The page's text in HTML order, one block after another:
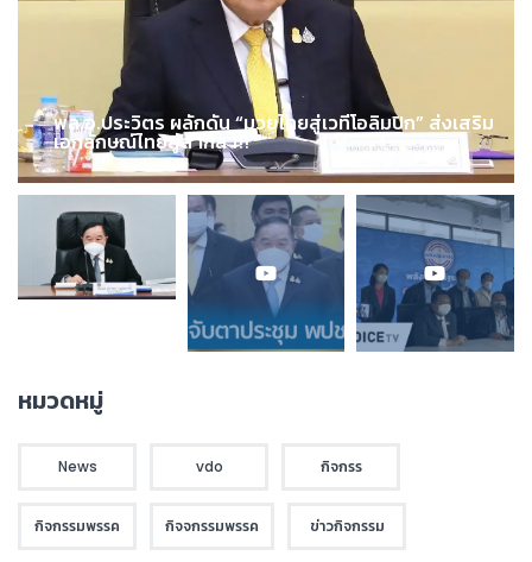
พล.อ.ประวิตร ผลักดัน “มวยไทยสู่เวทีโอลิมปิก” ส่งเสริม
เอกลักษณ์ไทยสู่สากล !!!
หมวดหมู่
News vdo กิจกรร
กิจกรรมพรรค กิจจกรรมพรรค ข่าวกิจกรรม